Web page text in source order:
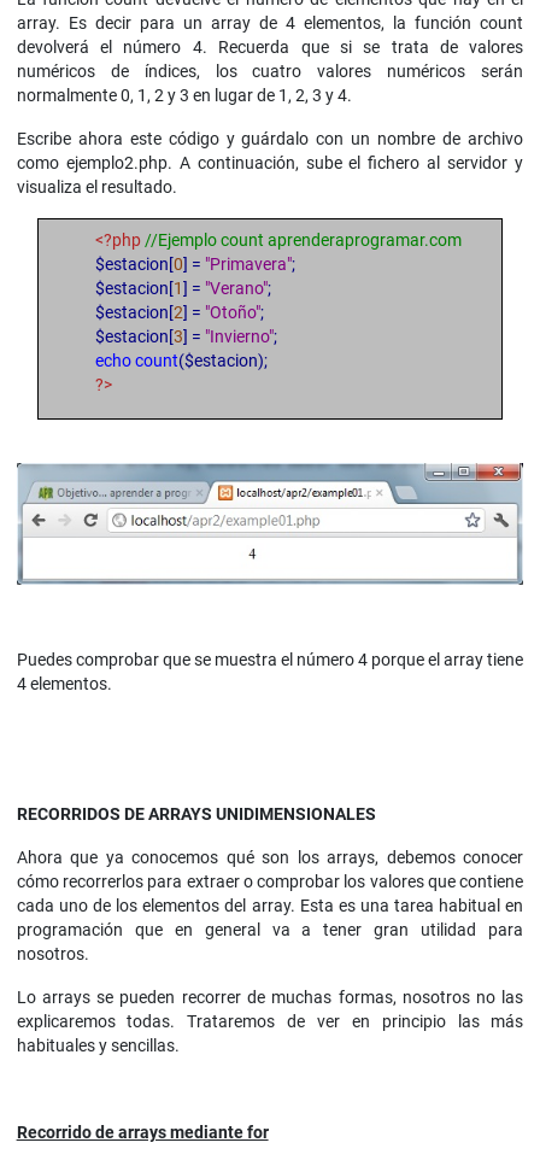
array. Es decir para un array de 4 elementos, la función count
devolverá el número 4. Recuerda que si se trata de valores
numéricos de índices, los cuatro valores numéricos serán
normalmente 0, 1, 2 y 3 en lugar de 1, 2, 3 y 4.
Escribe ahora este código y guárdalo con un nombre de archivo
como ejemplo2.php. A continuación, sube el fichero al servidor y
visualiza el resultado.
<?php //Ejemplo count aprenderaprogramar.com
$estacion[0] = "Primavera";
$estacion[1] = "Verano";
$estacion[2] = "Otoño";
$estacion[3] = "Invierno";
echo count($estacion);
?>
Puedes comprobar que se muestra el número 4 porque el array tiene
4 elementos.
RECORRIDOS DE ARRAYS UNIDIMENSIONALES
Ahora que ya conocemos qué son los arrays, debemos conocer
cómo recorrerlos para extraer o comprobar los valores que contiene
cada uno de los elementos del array. Esta es una tarea habitual en
programación que en general va a tener gran utilidad para
nosotros.
Lo arrays se pueden recorrer de muchas formas, nosotros no las
explicaremos todas. Trataremos de ver en principio las más
habituales y sencillas.
Recorrido de arrays mediante for